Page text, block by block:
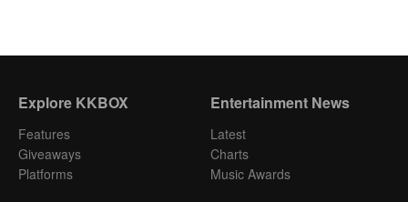
Explore KKBOX
Features
Giveaways
Platforms
Entertainment News
Latest
Charts
Music Awards